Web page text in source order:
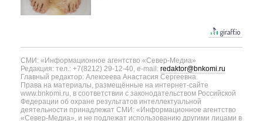
СМИ: «Информационное агентство «Север-Медиа»
Редакция: тел.: +7(8212) 29-12-40, e-mail: redaktor@bnkomi.ru
Главный редактор: Алексеева Анастасия Сергеевна.
Права на материалы, размещённые на интернет-сайте
www.bnkomi.ru, в соответствии с законодательством Российской
Федерации об охране результатов интеллектуальной
деятельности принадлежат СМИ: «Информационное агентство
«Север-Медиа», и не подлежат использованию другими лицами в